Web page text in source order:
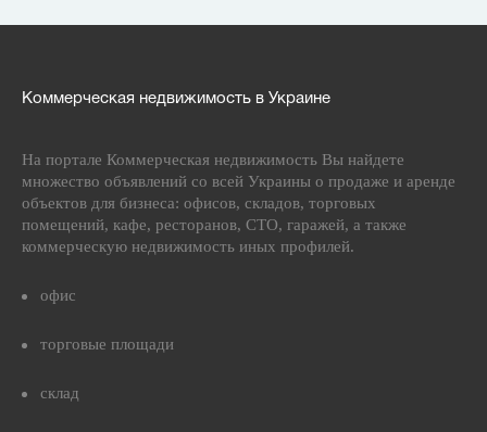
Коммерческая недвижимость в Украине
На портале Коммерческая недвижимость Вы найдете
множество объявлений со всей Украины о продаже и аренде
объектов для бизнеса: офисов, складов, торговых
помещений, кафе, ресторанов, СТО, гаражей, а также
коммерческую недвижимость иных профилей.
офис
торговые площади
склад